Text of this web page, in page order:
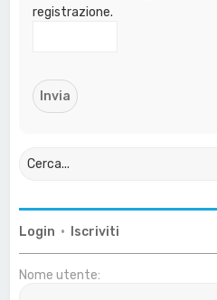
registrazione.
Login • Iscriviti
Nome utente: